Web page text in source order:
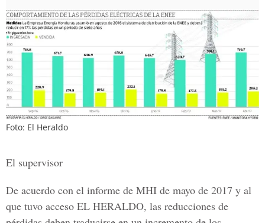
Foto: El Heraldo
El supervisor
De acuerdo con el informe de MHI de mayo de 2017 y al
que tuvo acceso EL HERALDO, las reducciones de